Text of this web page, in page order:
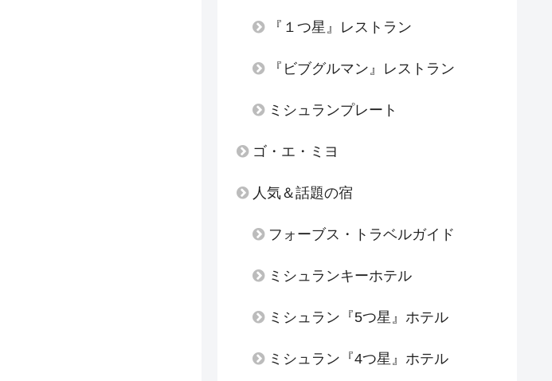
『１つ星』レストラン
『ビブグルマン』レストラン
ミシュランプレート
ゴ・エ・ミヨ
人気＆話題の宿
フォーブス・トラベルガイド
ミシュランキーホテル
ミシュラン『5つ星』ホテル
ミシュラン『4つ星』ホテル